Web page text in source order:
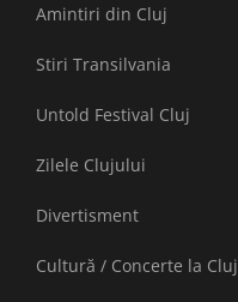
Amintiri din Cluj
Stiri Transilvania
Untold Festival Cluj
Zilele Clujului
Divertisment
Cultură / Concerte la Cluj